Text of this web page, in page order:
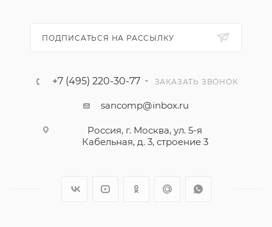
ПОДПИСАТЬСЯ НА РАССЫЛКУ
+7 (495) 220-30-77 ЗАКАЗАТЬ ЗВОНОК
sancomp@inbox.ru
Россия, г. Москва, ул. 5-я
Кабельная, д. 3, строение 3